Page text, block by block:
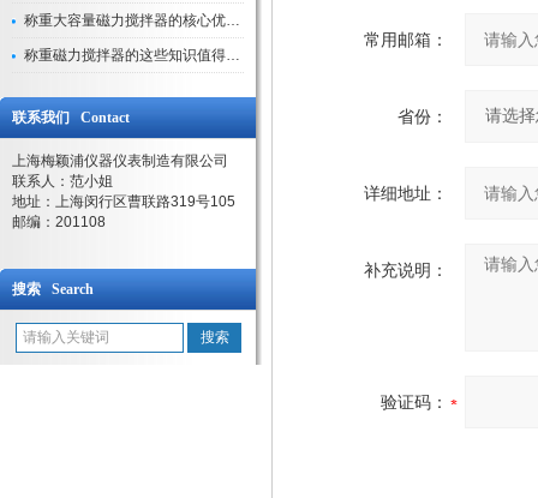
称重大容量磁力搅拌器的核心优势解析
称重磁力搅拌器的这些知识值得我们学习
联系我们 Contact
上海梅颖浦仪器仪表制造有限公司
联系人：范小姐
地址：上海闵行区曹联路319号105
邮编：201108
搜索 Search
常用邮箱：
省份：
详细地址：
补充说明：
验证码：